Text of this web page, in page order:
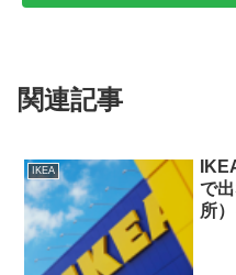
関連記事
IKEA
で
所